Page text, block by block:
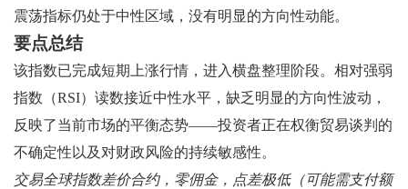
震荡指标仍处于中性区域，没有明显的方向性动能。
要点总结
该指数已完成短期上涨行情，进入横盘整理阶段。相对强弱
指数（RSI）读数接近中性水平，缺乏明显的方向性波动，
反映了当前市场的平衡态势——投资者正在权衡贸易谈判的
不确定性以及对财政风险的持续敏感性。
交易全球指数差价合约，零佣金，点差极低（可能需支付额